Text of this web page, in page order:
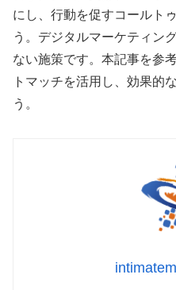
にし、行動を促すコールト
う。デジタルマーケティン
ない施策です。本記事を参
トマッチを活用し、効果的
う。